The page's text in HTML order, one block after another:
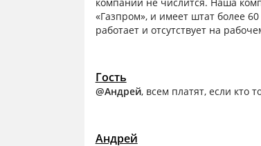
«Газпром», и имеет штат более
работает и отсутствует на
Гость
@Андрей, всем платят, если кто
Андрей